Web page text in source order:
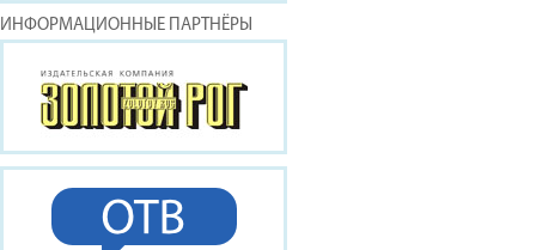
ИНФОРМАЦИОННЫЕ ПАРТНЁРЫ